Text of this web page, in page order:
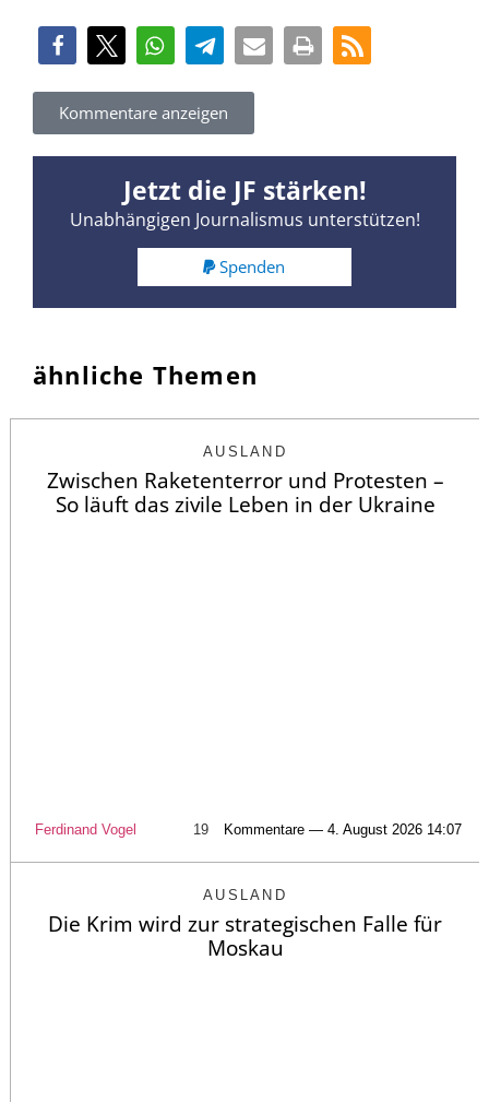
Kommentare anzeigen
Jetzt die JF stärken!
Unabhängigen Journalismus unterstützen!
Spenden
ähnliche Themen
AUSLAND
Zwischen Raketenterror und Protesten –
So läuft das zivile Leben in der Ukraine
Ferdinand Vogel 19 Kommentare — 4. August 2026 14:07
AUSLAND
Die Krim wird zur strategischen Falle für
Moskau